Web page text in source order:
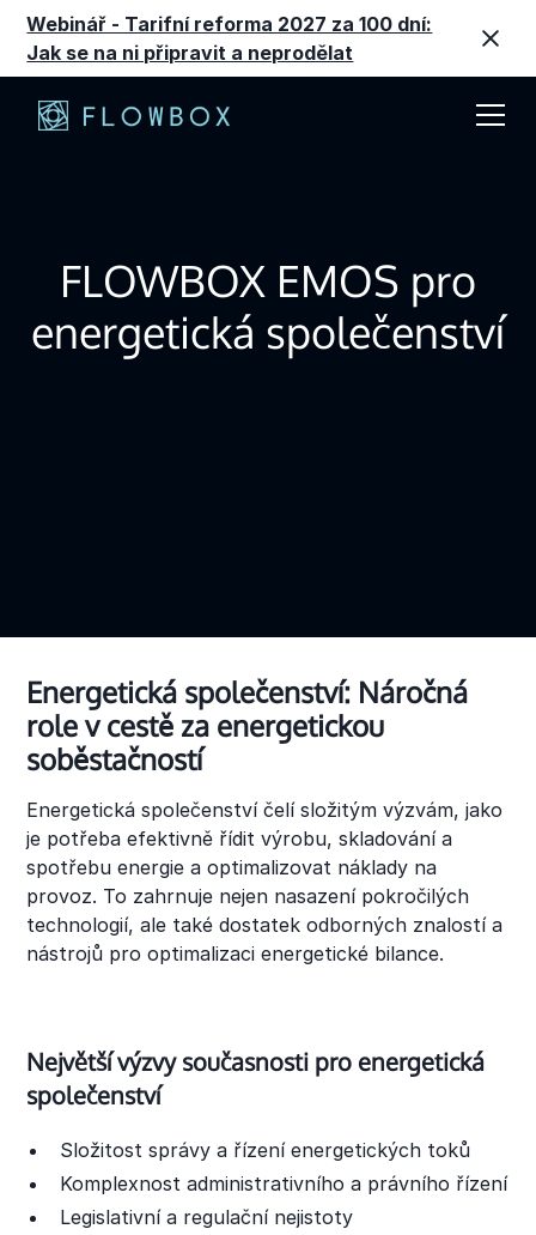
Webinář - Tarifní reforma 2027 za 100 dní:
Jak se na ni připravit a neprodělat
FLOWBOX EMOS pro
energetická společenství
Energetická společenství: Náročná
role v cestě za energetickou
soběstačností
Energetická společenství čelí složitým výzvám, jako
je potřeba efektivně řídit výrobu, skladování a
spotřebu energie a optimalizovat náklady na
provoz. To zahrnuje nejen nasazení pokročilých
technologií, ale také dostatek odborných znalostí a
nástrojů pro optimalizaci energetické bilance.
Největší výzvy současnosti pro energetická
společenství
Složitost správy a řízení energetických toků
Komplexnost administrativního a právního řízení
Legislativní a regulační nejistoty